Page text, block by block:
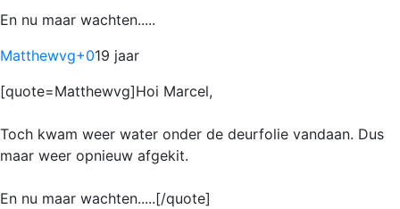
En nu maar wachten.....
Matthewvg+019 jaar
[quote=Matthewvg]Hoi Marcel,
Toch kwam weer water onder de deurfolie vandaan. Dus
maar weer opnieuw afgekit.
En nu maar wachten.....[/quote]